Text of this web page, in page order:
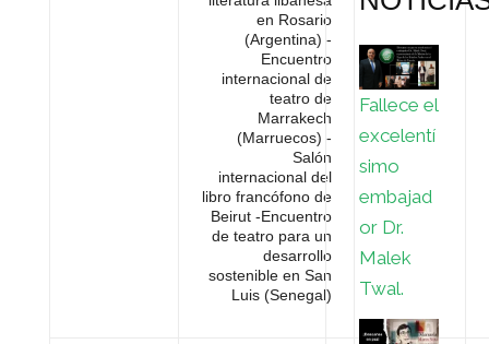
en Rosario
(Argentina) -
Encuentro
internacional de
teatro de
Marrakech
(Marruecos) -
Salón
internacional del
libro francófono de
Beirut -Encuentro
de teatro para un
desarrollo
sostenible en San
Luis (Senegal)
Fallece el
excelentí
simo
embajad
or Dr.
Malek
Twal.